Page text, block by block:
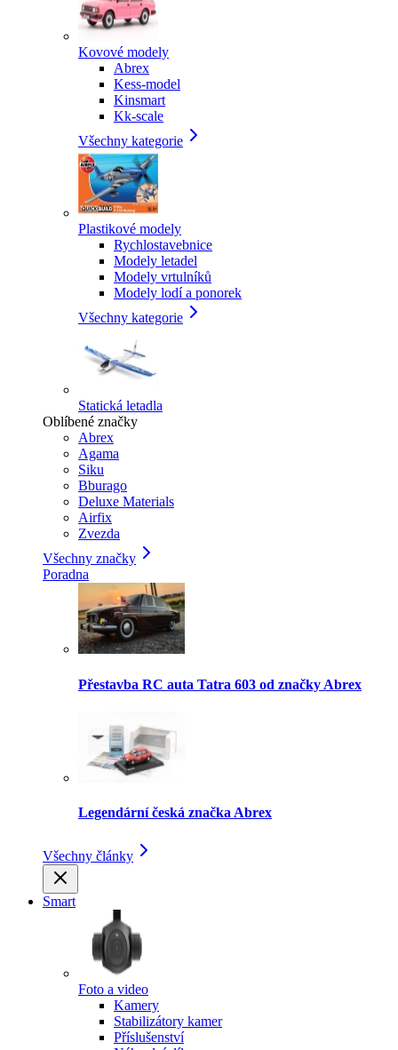
Kovové modely
Abrex
Kess-model
Kinsmart
Kk-scale
Všechny kategorie
Plastikové modely
Rychlostavebnice
Modely letadel
Modely vrtulníků
Modely lodí a ponorek
Všechny kategorie
Statická letadla
Oblíbené značky
Abrex
Agama
Siku
Bburago
Deluxe Materials
Airfix
Zvezda
Všechny značky
Poradna
Přestavba RC auta Tatra 603 od značky Abrex
Legendární česká značka Abrex
Všechny články
Smart
Foto a video
Kamery
Stabilizátory kamer
Příslušenství